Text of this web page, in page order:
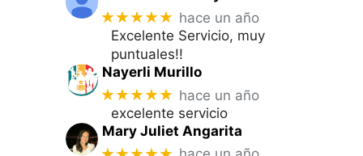
★★★★★ hace un año
Excelente Servicio, muy
puntuales!!
Nayerli Murillo
★★★★★ hace un año
excelente servicio
Mary Juliet Angarita